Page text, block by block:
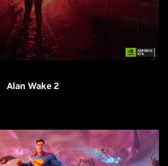
Alan Wake 2